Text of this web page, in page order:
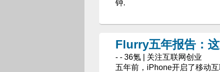
钟.
Flurry五年报告：
- - 36氪 | 关注互联网创业
五年前，iPhone开启了移动